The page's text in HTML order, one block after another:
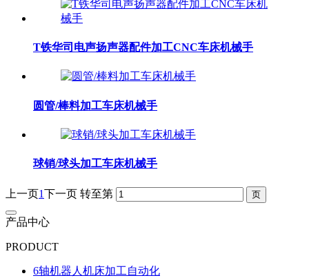
T铁华司电声扬声器配件加工CNC车床机械手
圆管/棒料加工车床机械手
球销/球头加工车床机械手
上一页1下一页 转至第
产品中心
PRODUCT
6轴机器人机床加工自动化